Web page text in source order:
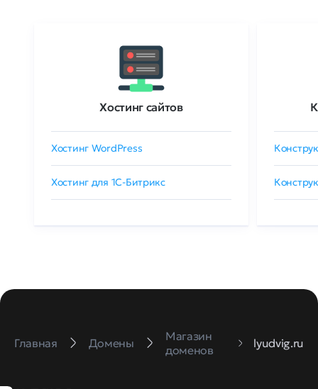
Хостинг сайтов
Хостинг WordPress
Хостинг для 1C-Битрикс
Главная Домены
Магазин
доменов
lyudvig.ru